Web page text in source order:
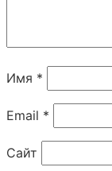
Имя *
Email *
Сайт